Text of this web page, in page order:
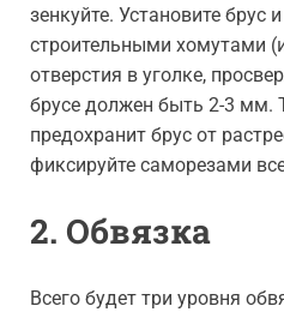
зенкуйте. Установите брус
строительными хомутами
отверстия в уголке,
брусе должен быть 2-3 мм.
предохранит брус от
фиксируйте саморезами
2. Обвязка
Всего будет три уровня